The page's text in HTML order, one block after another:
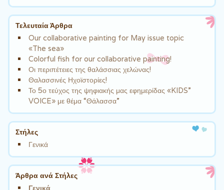
Τελευταία Άρθρα
Our collaborative painting for May issue topic
«The sea»
Colorful fish for our collaborative painting!
Οι περιπέτειες της θαλάσσιας χελώνας!
Θαλασσινές Ηχοϊστορίες!
Το 5ο τεύχος της ψηφιακής μας εφημερίδας «KIDS”
VOICE» με θέμα “Θάλασσα”
Στήλες
Γενικά
Άρθρα ανά Στήλες
Γενικά